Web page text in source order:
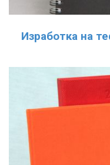
Изработка на